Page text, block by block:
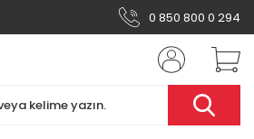
0 850 800 0 294